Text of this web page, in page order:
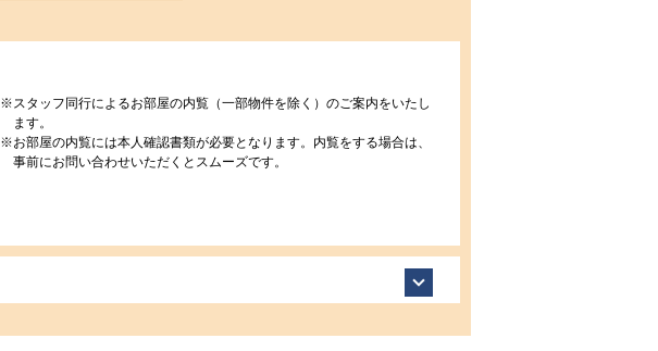
※スタッフ同行によるお部屋の内覧（一部物件を除く）のご案内をいたし
ます。
※お部屋の内覧には本人確認書類が必要となります。内覧をする場合は、
事前にお問い合わせいただくとスムーズです。